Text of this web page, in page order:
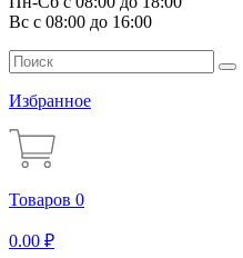
Вс с 08:00 до 16:00
Избранное
Товаров 0
0.00 ₽